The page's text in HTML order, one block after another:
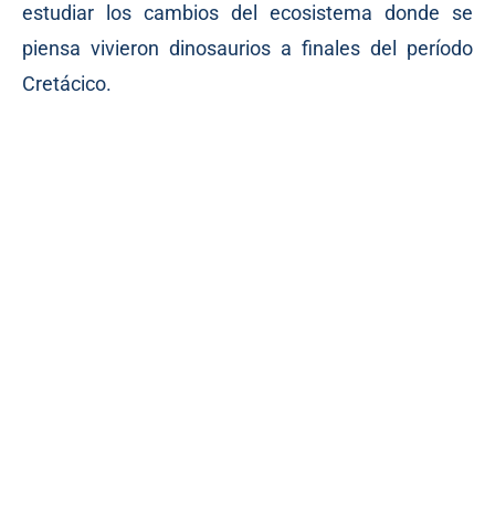
estudiar los cambios del ecosistema donde se
piensa vivieron dinosaurios a finales del período
Cretácico.